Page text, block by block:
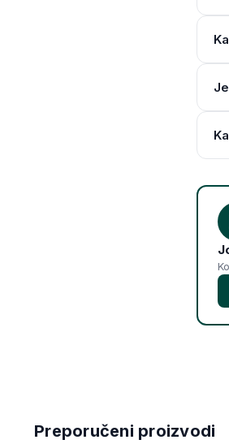
Preporučeni proizvodi